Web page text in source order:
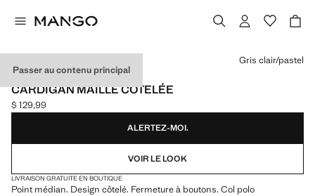
Passer au contenu principal
EXCLUSIVITÉ INTERNET
CARDIGAN MAILLE CÔTELÉE
Prix actuel [$ 129,99 ]
$ 129,99
Choisissez une couleur
Gris clair/pastel
ALERTEZ-MOI.
VOIR LE LOOK
LIVRAISON GRATUITE EN BOUTIQUE
Point médian. Design côtelé. Fermeture à boutons. Col polo